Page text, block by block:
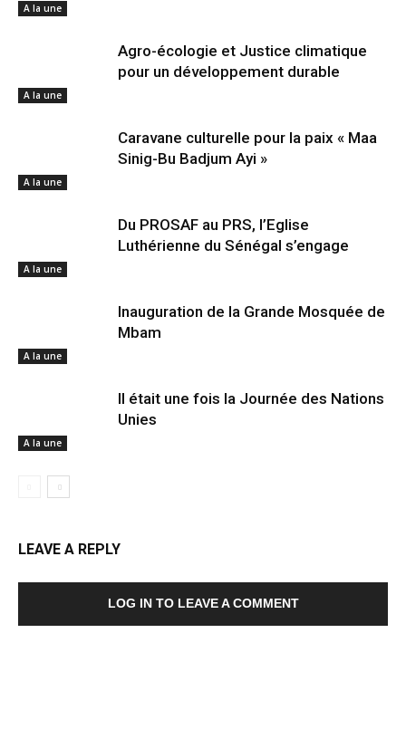
A la une
A la une
Agro-écologie et Justice climatique
pour un développement durable
A la une
Caravane culturelle pour la paix « Maa
Sinig-Bu Badjum Ayi »
A la une
Du PROSAF au PRS, l’Eglise
Luthérienne du Sénégal s’engage
A la une
Inauguration de la Grande Mosquée de
Mbam
A la une
Il était une fois la Journée des Nations
Unies
LEAVE A REPLY
LOG IN TO LEAVE A COMMENT